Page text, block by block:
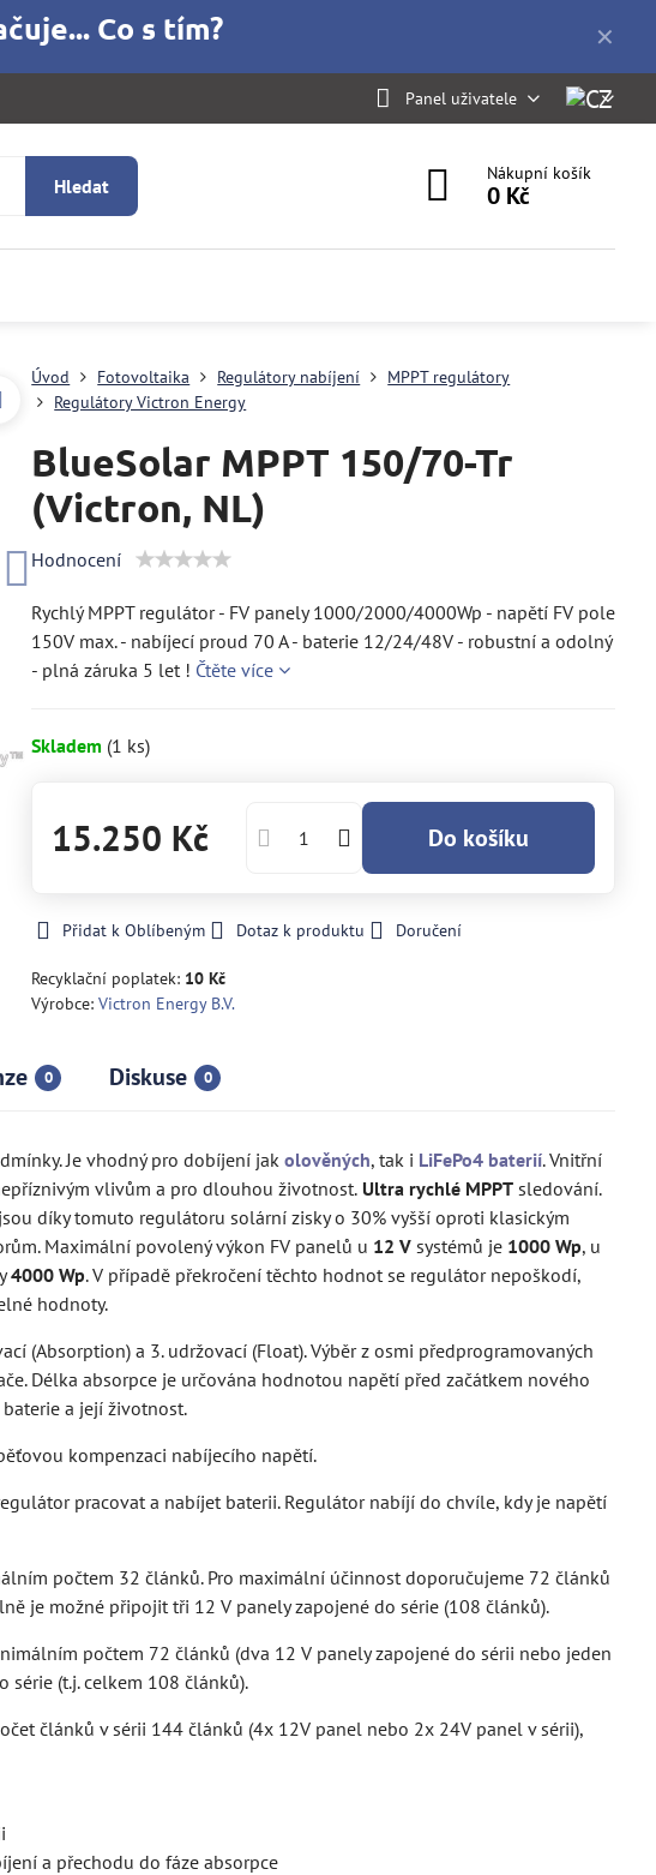
✕
Co s tím?
Panel uživatele
Hledat
Nákupní košík
0 Kč
Úvod Fotovoltaika Regulátory nabíjení
MPPT regulátory
Regulátory Victron Energy
BlueSolar MPPT 150/70-Tr
(Victron, NL)
Hodnocení
Rychlý MPPT regulátor - FV panely 1000/2000/4000Wp - napětí FV pole
150V max. - nabíjecí proud 70 A - baterie 12/24/48V - robustní a odolný
- plná záruka 5 let ! Čtěte více
Skladem (1 ks)
15.250 Kč Do košíku
Přidat k Oblíbeným Dotaz k produktu Doručení
Recyklační poplatek: 10 Kč
Výrobce:Victron Energy B.V.
0 Diskuse 0
Je vhodný pro dobíjení jakolověných, tak i LiFePo4 baterií. Vnitřní
vlivům a pro dlouhou životnost. Ultra rychlé MPPT sledování.
díky tomuto regulátoru solární zisky o 30% vyšší oproti klasickým
Maximální povolený výkon FV panelů u 12 V systémů je 1000 Wp, u
4000 Wp. V případě překročení těchto hodnot se regulátor nepoškodí,
hodnoty.
(Absorption) a 3. udržovací (Float). Výběr z osmi předprogramovaných
Délka absorpce je určována hodnotou napětí před začátkem nového
a její životnost.
kompenzaci nabíjecího napětí.
pracovat a nabíjet baterii. Regulátor nabíjí do chvíle, kdy je napětí
počtem 32 článků. Pro maximální účinnost doporučujeme 72 článků
je možné připojit tři 12 V panely zapojené do série (108 článků).
počtem 72 článků (dva 12 V panely zapojené do sérii nebo jeden
série (t.j. celkem 108 článků).
článků v sérii 144 článků (4x 12V panel nebo 2x 24V panel v sérii),
a přechodu do fáze absorpce